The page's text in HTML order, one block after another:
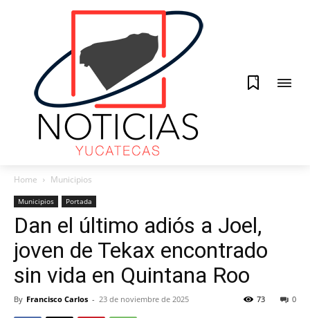
0
Home Municipios
Municipios Portada
Dan el último adiós a Joel,
joven de Tekax encontrado
sin vida en Quintana Roo
By Francisco Carlos - 23 de noviembre de 2025 0
73